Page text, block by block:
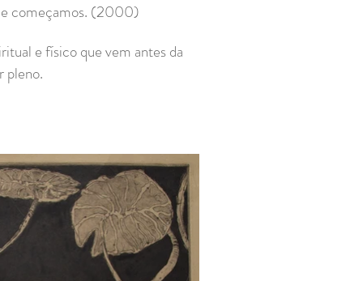
começamos. (2000)
e físico que vem antes da
pleno.